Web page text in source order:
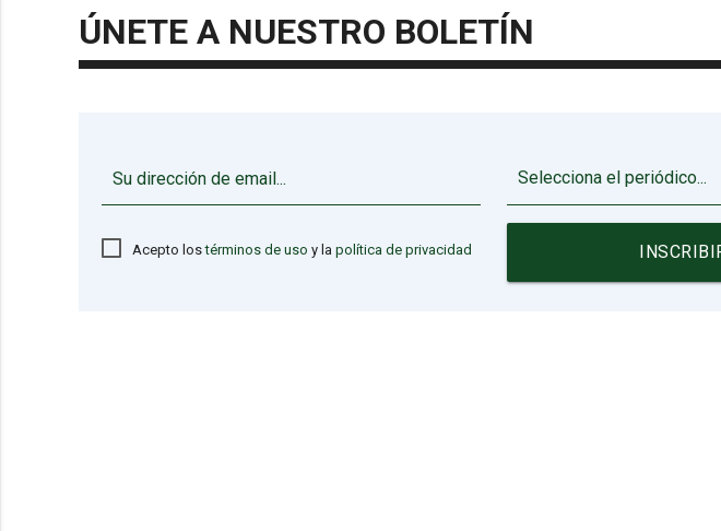
ÚNETE A NUESTRO BOLETÍN
Acepto lostérminos de uso y la política de privacidad